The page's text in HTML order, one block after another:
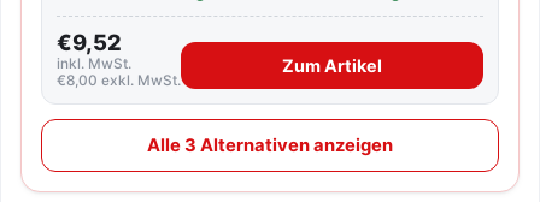
€9,52
inkl. MwSt.
€8,00 exkl. MwSt.
Zum Artikel
Alle 3 Alternativen anzeigen